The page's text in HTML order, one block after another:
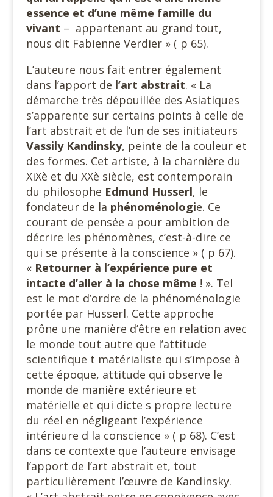
essence et d’une même famille du
vivant – appartenant au grand tout,
nous dit Fabienne Verdier » ( p 65).
L’auteure nous fait entrer également
dans l’apport de l’art abstrait. « La
démarche très dépouillée des Asiatiques
s’apparente sur certains points à celle de
l’art abstrait et de l’un de ses initiateurs
Vassily Kandinsky, peinte de la couleur et
des formes. Cet artiste, à la charnière du
XiXè et du XXè siècle, est contemporain
du philosophe Edmund Husserl, le
fondateur de la phénoménologie. Ce
courant de pensée a pour ambition de
décrire les phénomènes, c’est-à-dire ce
qui se présente à la conscience » ( p 67).
« Retourner à l’expérience pure et
intacte d’aller à la chose même ! ». Tel
est le mot d’ordre de la phénoménologie
portée par Husserl. Cette approche
prône une manière d’être en relation avec
le monde tout autre que l’attitude
scientifique t matérialiste qui s’impose à
cette époque, attitude qui observe le
monde de manière extérieure et
matérielle et qui dicte s propre lecture
du réel en négligeant l’expérience
intérieure d la conscience » ( p 68). C’est
dans ce contexte que l’auteure envisage
l’apport de l’art abstrait et, tout
particulièrement l’œuvre de Kandinsky.